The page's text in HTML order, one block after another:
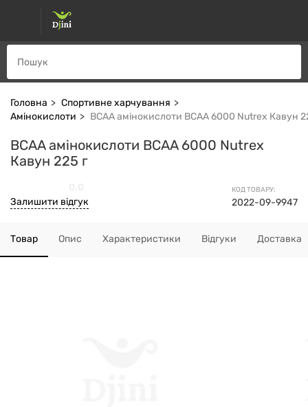
Головна
Спортивне харчування
Амінокислоти
BCAA амінокислоти BCAA 6000 Nutrex Кавун
BCAA амінокислоти BCAA 6000 Nutrex
Кавун 225 г
КОД ТОВАРУ:
2022-09-9947
Залишити відгук
Товар Опис Характеристики Відгуки Доставка